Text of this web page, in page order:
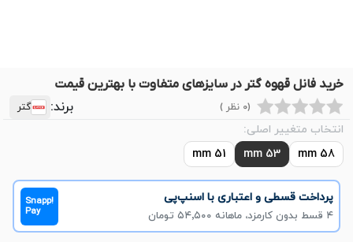
خرید فانل قهوه گتر در سایزهای متفاوت با بهترین قیمت
(0 نظر ) برند: گتر
انتخاب متغییر اصلی:
58 mm
53 mm
51 mm
پرداخت قسطی و اعتباری با اسنپ‌پی
۴ قسط بدون کارمزد، ماهانه ۵۴٬۵۰۰ تومان
Snapp!
Pay